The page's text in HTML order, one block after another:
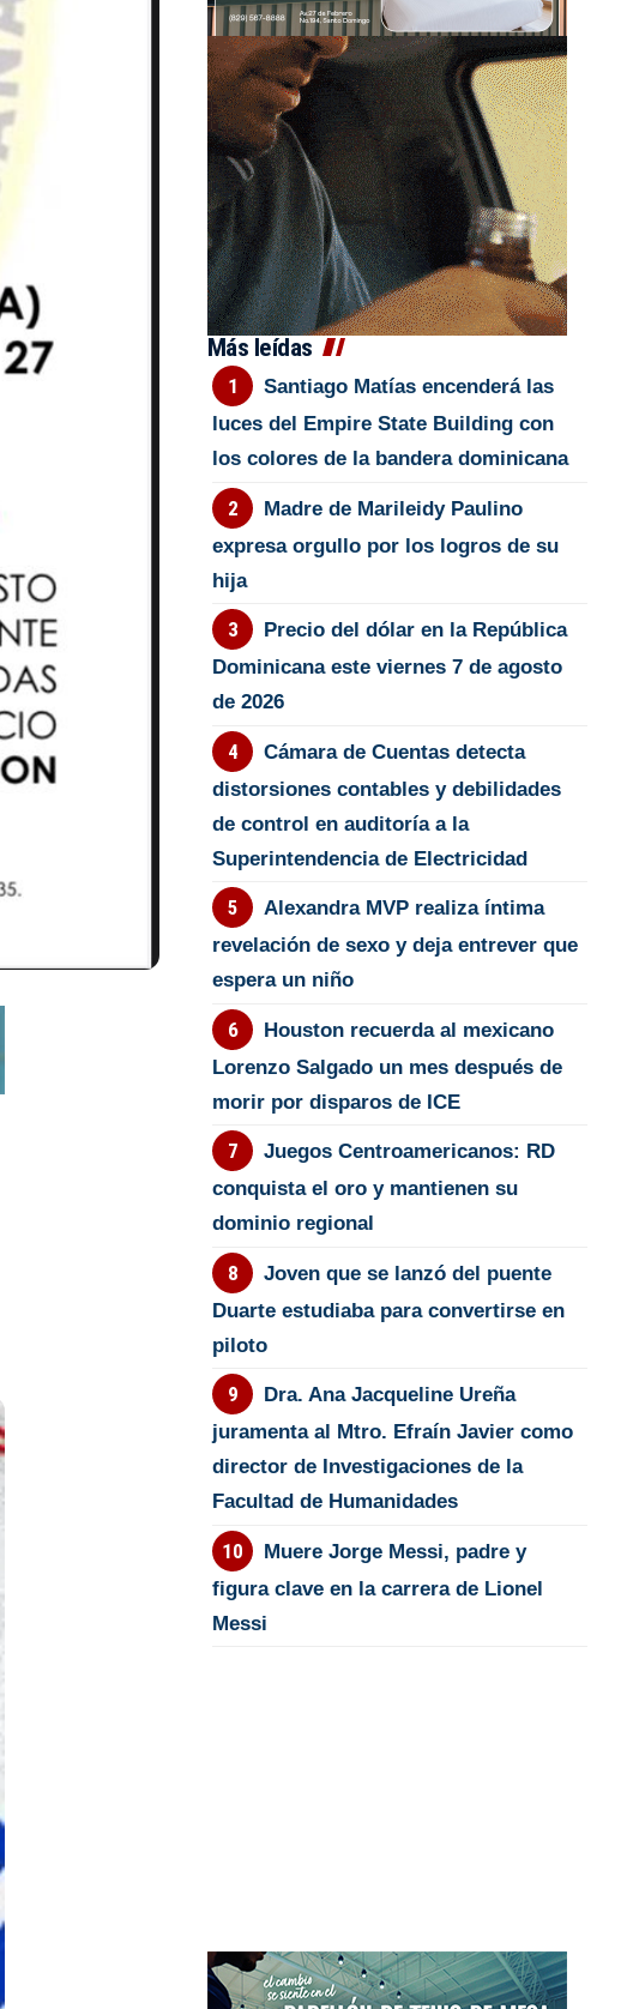
Más leídas
Santiago Matías encenderá las
luces del Empire State Building con
los colores de la bandera dominicana
Madre de Marileidy Paulino
expresa orgullo por los logros de su
hija
Precio del dólar en la República
Dominicana este viernes 7 de agosto
de 2026
Cámara de Cuentas detecta
distorsiones contables y debilidades
de control en auditoría a la
Superintendencia de Electricidad
Alexandra MVP realiza íntima
revelación de sexo y deja entrever que
espera un niño
Houston recuerda al mexicano
Lorenzo Salgado un mes después de
morir por disparos de ICE
Juegos Centroamericanos: RD
conquista el oro y mantienen su
dominio regional
Joven que se lanzó del puente
Duarte estudiaba para convertirse en
piloto
Dra. Ana Jacqueline Ureña
juramenta al Mtro. Efraín Javier como
director de Investigaciones de la
Facultad de Humanidades
Muere Jorge Messi, padre y
figura clave en la carrera de Lionel
Messi